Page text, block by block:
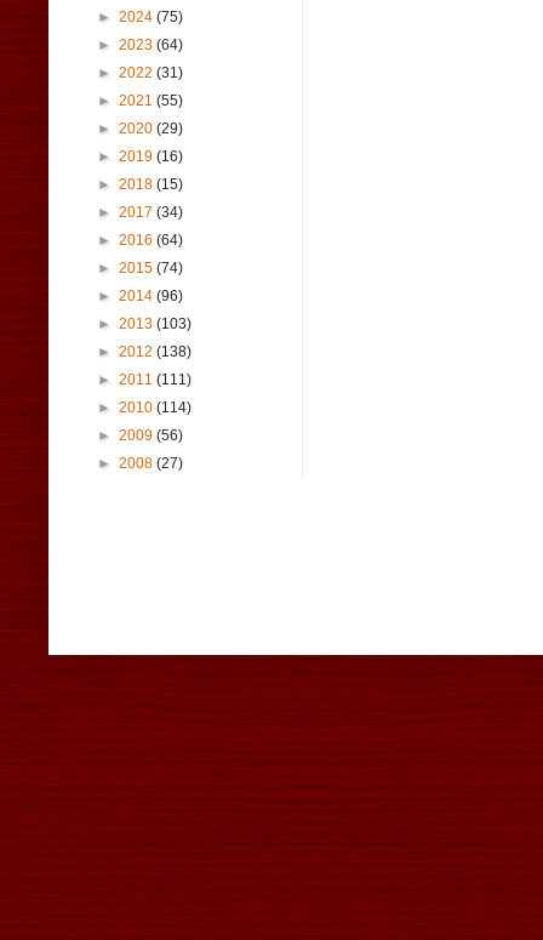
► 2024 (75)
► 2023 (64)
► 2022 (31)
► 2021 (55)
► 2020 (29)
► 2019 (16)
► 2018 (15)
► 2017 (34)
► 2016 (64)
► 2015 (74)
► 2014 (96)
► 2013 (103)
► 2012 (138)
► 2011 (111)
► 2010 (114)
► 2009 (56)
► 2008 (27)